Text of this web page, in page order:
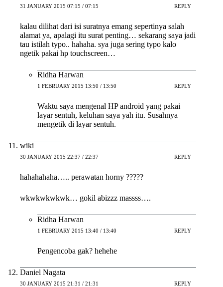
31 JANUARY 2015 07:15 / 07:15 REPLY
kalau dilihat dari isi suratnya emang sepertinya salah
alamat ya, apalagi itu surat penting… sekarang saya jadi
tau istilah typo.. hahaha. sya juga sering typo kalo
ngetik pakai hp touchscreen…
Ridha Harwan
1 FEBRUARY 2015 13:50 / 13:50 REPLY
Waktu saya mengenal HP android yang pakai
layar sentuh, keluhan saya yah itu. Susahnya
mengetik di layar sentuh.
wiki
30 JANUARY 2015 22:37 / 22:37 REPLY
hahahahaha….. perawatan horny ?????
wkwkwkwkwk… gokil abizzz massss….
Ridha Harwan
1 FEBRUARY 2015 13:40 / 13:40 REPLY
Pengencoba gak? hehehe
Daniel Nagata
30 JANUARY 2015 21:31 / 21:31 REPLY